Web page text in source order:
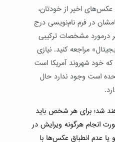
اخیر از خودتان،
در فرم نام‌نویسی درج
درمورد مشخصات ترکیبی
مراجعه کنید. نیازی
خود شهروند آمریکا است
است وجود ندارد حال
شد؛ برای هر شخص باید
انجام هرگونه ویرایش در
عدم انطباق عکس‌ها با